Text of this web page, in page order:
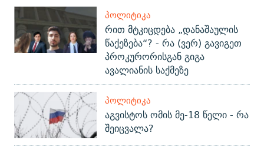
ᲞᲝᲚᲘᲢᲘᲙᲐ
რით მტკიცდება „დანაშაულის
წაქეზება“? - რა (ვერ) გავიგეთ
პროკურორისგან გიგა
ავალიანის საქმეზე
ᲞᲝᲚᲘᲢᲘᲙᲐ
აგვისტოს ომის მე-18 წელი - რა
შეიცვალა?